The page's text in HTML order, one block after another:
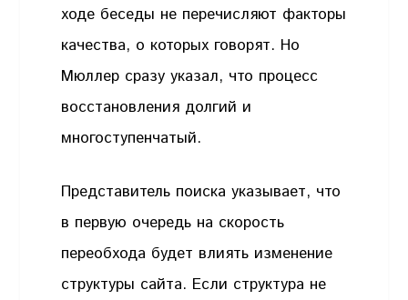
ходе беседы не перечисляют факторы
качества, о которых говорят. Но
Мюллер сразу указал, что процесс
восстановления долгий и
многоступенчатый.
Представитель поиска указывает, что
в первую очередь на скорость
переобхода будет влиять изменение
структуры сайта. Если структура не